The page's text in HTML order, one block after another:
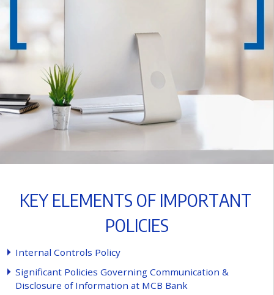
KEY ELEMENTS OF IMPORTANT
POLICIES
Internal Controls Policy
Signifcant Policies Governing Communication &
Disclosure of Information at MCB Bank